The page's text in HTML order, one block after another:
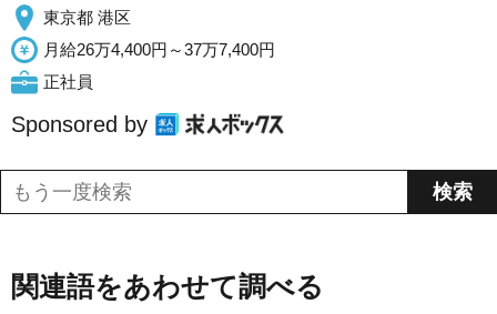
東京都 港区
月給26万4,400円～37万7,400円
正社員
Sponsored by
関連語をあわせて調べる